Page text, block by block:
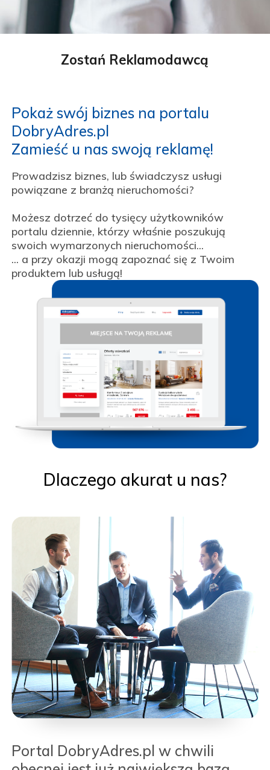
Zostań Reklamodawcą
Pokaż swój biznes na portalu
DobryAdres.pl
Zamieść u nas swoją reklamę!
Prowadzisz biznes, lub świadczysz usługi
powiązane z branżą nieruchomości?
Możesz dotrzeć do tysięcy użytkowników
portalu dziennie, którzy właśnie poszukują
swoich wymarzonych nieruchomości...
... a przy okazji mogą zapoznać się z Twoim
produktem lub usługą!
Dlaczego akurat u nas?
Portal DobryAdres.pl w chwili